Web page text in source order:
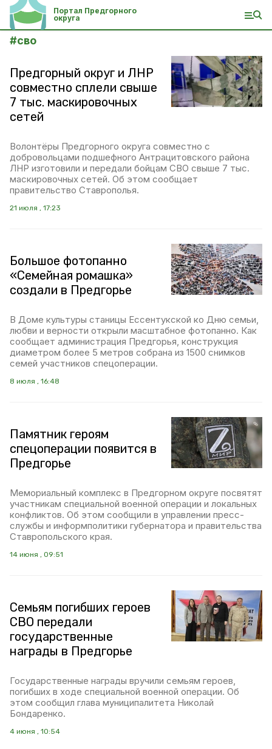
Портал Предгорного
округа
#сво
Предгорный округ и ЛНР
совместно сплели свыше
7 тыс. маскировочных
сетей
Волонтёры Предгорного округа совместно с
добровольцами подшефного Антрацитовского района
ЛНР изготовили и передали бойцам СВО свыше 7 тыс.
маскировочных сетей. Об этом сообщает
правительство Ставрополья.
21 июля , 17:23
Большое фотопанно
«Семейная ромашка»
создали в Предгорье
В Доме культуры станицы Ессентукской ко Дню семьи,
любви и верности открыли масштабное фотопанно. Как
сообщает администрация Предгорья, конструкция
диаметром более 5 метров собрана из 1500 снимков
семей участников спецоперации.
8 июля , 16:48
Памятник героям
спецоперации появится в
Предгорье
Мемориальный комплекс в Предгорном округе посвятят
участникам специальной военной операции и локальных
конфликтов. Об этом сообщили в управлении пресс-
службы и информполитики губернатора и правительства
Ставропольского края.
14 июня , 09:51
Семьям погибших героев
СВО передали
государственные
награды в Предгорье
Государственные награды вручили семьям героев,
погибших в ходе специальной военной операции. Об
этом сообщил глава муниципалитета Николай
Бондаренко.
4 июня , 10:54